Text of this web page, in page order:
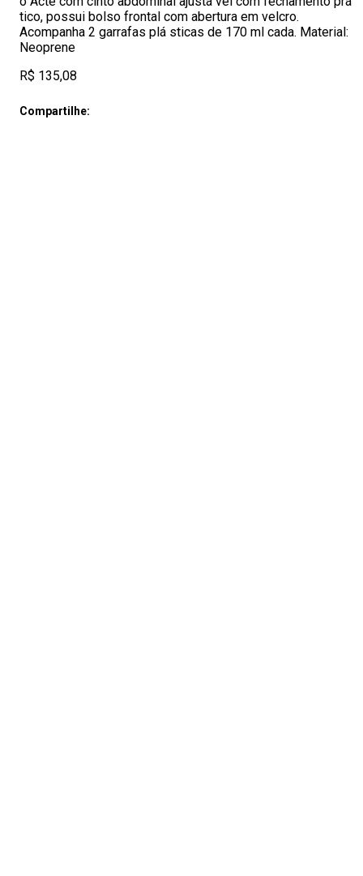
tico, possui bolso frontal com abertura em velcro.
Acompanha 2 garrafas plá sticas de 170 ml cada. Material:
Neoprene
R$ 135,08
Compartilhe: